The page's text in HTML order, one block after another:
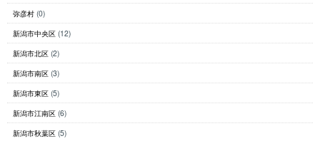
弥彦村 (0)
新潟市中央区 (12)
新潟市北区 (2)
新潟市南区 (3)
新潟市東区 (5)
新潟市江南区 (6)
新潟市秋葉区 (5)